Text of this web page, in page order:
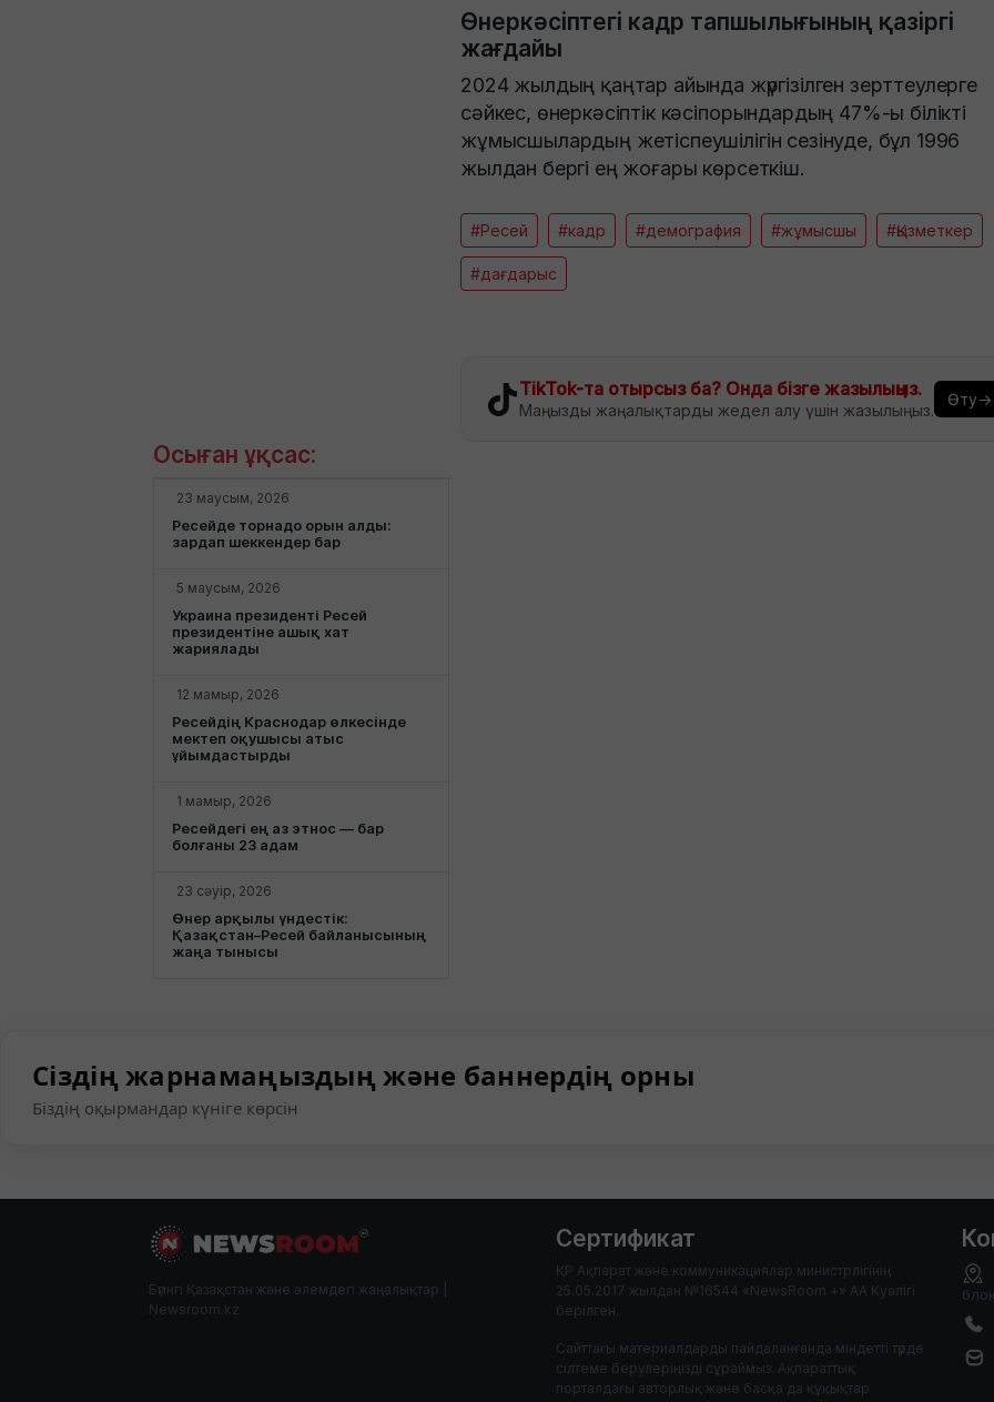
Өнеркәсіптегі кадр тапшылығының қазіргі
жағдайы
2024 жылдың қаңтар айында жүргізілген зерттеулерге
сәйкес, өнеркәсіптік кәсіпорындардың 47%-ы білікті
жұмысшылардың жетіспеушілігін сезінуде, бұл 1996
жылдан бергі ең жоғары көрсеткіш.
#Ресей #кадр #демография #жұмысшы #Қызметкер
#дағдарыс
TikTok-та отырсыз ба? Онда бізге жазылыңыз.
Маңызды жаңалықтарды жедел алу үшін жазылыңыз.
Өту→
Осыған ұқсас:
23 маусым, 2026
Ресейде торнадо орын алды:
зардап шеккендер бар
5 маусым, 2026
Украина президенті Ресей
президентіне ашық хат
жариялады
12 мамыр, 2026
Ресейдің Краснодар өлкесінде
мектеп оқушысы атыс
ұйымдастырды
1 мамыр, 2026
Ресейдегі ең аз этнос — бар
болғаны 23 адам
23 сәуір, 2026
Өнер арқылы үндестік:
Қазақстан–Ресей байланысының
жаңа тынысы
Сіздің жарнамаңыздың және баннердің орны
Біздің оқырмандар күніге көрсін
Бүгінгі Қазақстан және әлемдегі жаңалықтар |
Newsroom.kz
Сертификат
ҚР Ақпарат және коммуникациялар министрлігінің
25.05.2017 жылдан №16544 «NewsRoom +» АА Куәлігі
берілген.
Сайттағы материалдарды пайдаланғанда міндетті түрде
сілтеме берулеріңізді сұраймыз. Ақпараттық
порталдағы авторлық және басқа да құқықтар